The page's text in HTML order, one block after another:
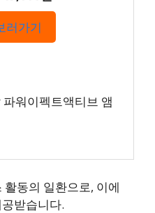
러가기
워이펙트액티브 앰
동의 일환으로, 이에
받습니다.